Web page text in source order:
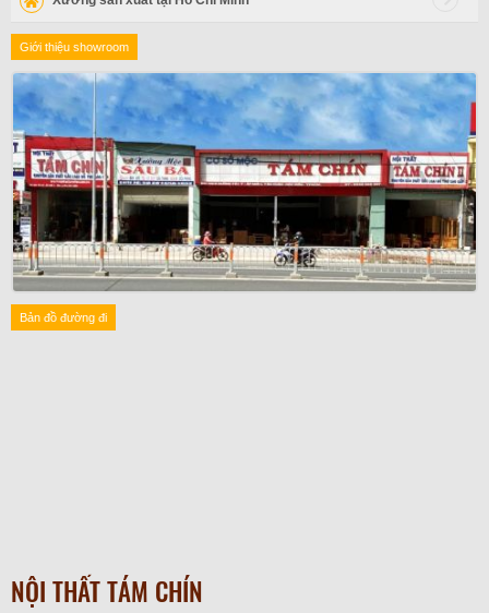
Giới thiệu showroom
Bản đồ đường đi
NỘI THẤT TÁM CHÍN